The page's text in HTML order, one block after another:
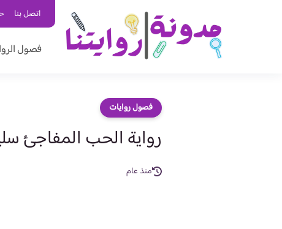
اتصل بنا
فصول
فصول روايات
رواية الحب المفاجئ سليمان
منذ عام